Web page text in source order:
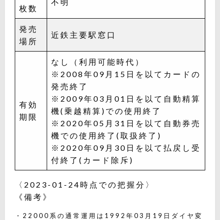
枚数
発売
場所
近鉄主要駅窓口
有効
期限
なし（利用可能時代）
※2008年09月15日を以てカードの
発売終了
※2009年03月01日を以て自動精算
機(乗越精算)での使用終了
※2020年05月31日を以て自動券売
機での使用終了(取扱終了)
※2020年09月30日を以て払戻し受
付終了(カード除斥)
〈2023-01-24時点での把握分〉
《備考》
・22000系の通常運用は1992年03月19日ダイヤ変